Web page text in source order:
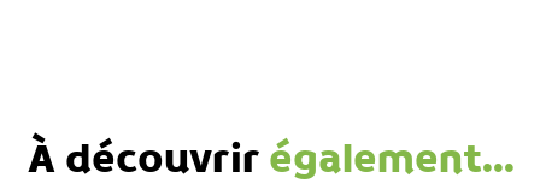
À découvrirégalement...